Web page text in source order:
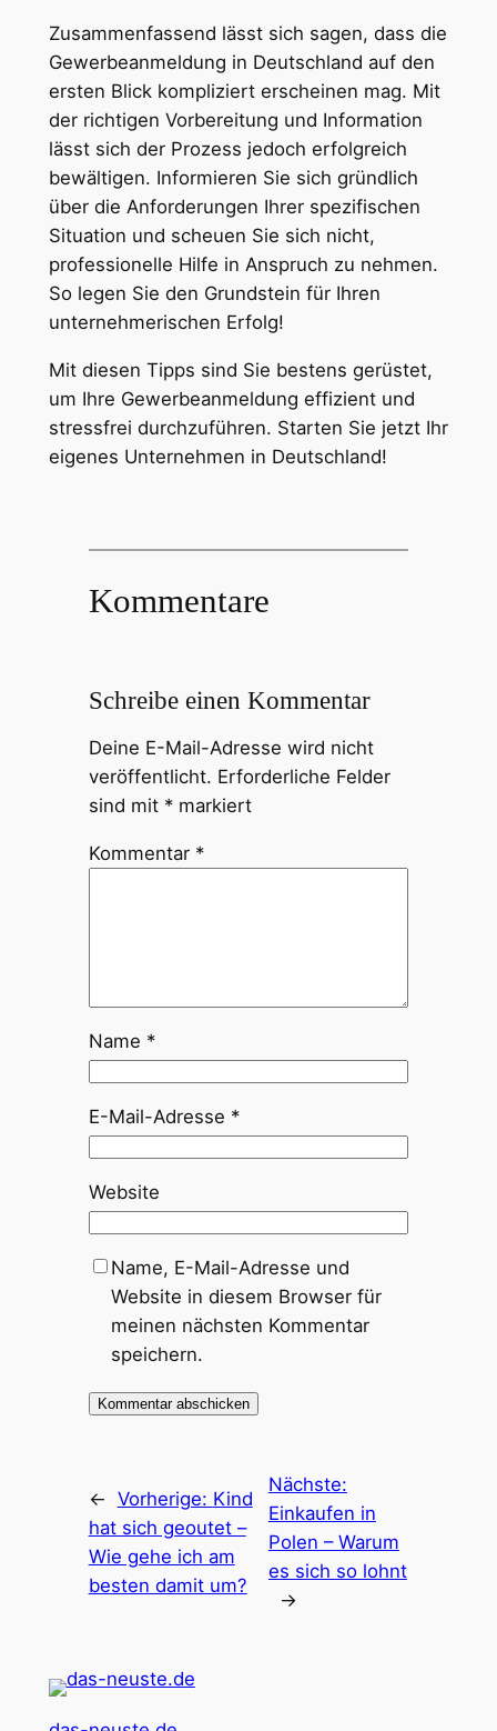
Zusammenfassend lässt sich sagen, dass die
Gewerbeanmeldung in Deutschland auf den
ersten Blick kompliziert erscheinen mag. Mit
der richtigen Vorbereitung und Information
lässt sich der Prozess jedoch erfolgreich
bewältigen. Informieren Sie sich gründlich
über die Anforderungen Ihrer spezifischen
Situation und scheuen Sie sich nicht,
professionelle Hilfe in Anspruch zu nehmen.
So legen Sie den Grundstein für Ihren
unternehmerischen Erfolg!
Mit diesen Tipps sind Sie bestens gerüstet,
um Ihre Gewerbeanmeldung effizient und
stressfrei durchzuführen. Starten Sie jetzt Ihr
eigenes Unternehmen in Deutschland!
Kommentare
Schreibe einen Kommentar
Deine E-Mail-Adresse wird nicht
veröffentlicht. Erforderliche Felder
sind mit *markiert
Kommentar *
Name *
E-Mail-Adresse *
Website
Name, E-Mail-Adresse und
Website in diesem Browser für
meinen nächsten Kommentar
speichern.
← Vorherige: Kind
hat sich geoutet –
Wie gehe ich am
besten damit um?
Nächste:
Einkaufen in
Polen – Warum
es sich so lohnt
→